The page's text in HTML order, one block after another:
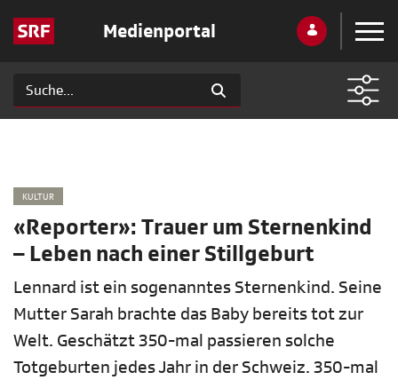
Medienportal
KULTUR
«Reporter»: Trauer um Sternenkind
– Leben nach einer Stillgeburt
Lennard ist ein sogenanntes Sternenkind. Seine
Mutter Sarah brachte das Baby bereits tot zur
Welt. Geschätzt 350-mal passieren solche
Totgeburten jedes Jahr in der Schweiz. 350-mal